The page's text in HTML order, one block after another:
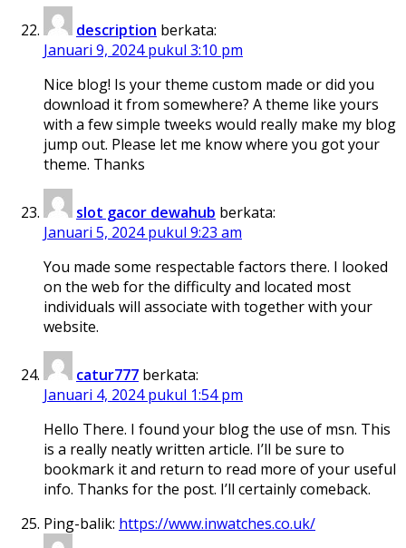
description berkata:
Januari 9, 2024 pukul 3:10 pm
Nice blog! Is your theme custom made or did you
download it from somewhere? A theme like yours
with a few simple tweeks would really make my blog
jump out. Please let me know where you got your
theme. Thanks
slot gacor dewahub berkata:
Januari 5, 2024 pukul 9:23 am
You made some respectable factors there. I looked
on the web for the difficulty and located most
individuals will associate with together with your
website.
catur777 berkata:
Januari 4, 2024 pukul 1:54 pm
Hello There. I found your blog the use of msn. This
is a really neatly written article. I’ll be sure to
bookmark it and return to read more of your useful
info. Thanks for the post. I’ll certainly comeback.
Ping-balik: https://www.inwatches.co.uk/